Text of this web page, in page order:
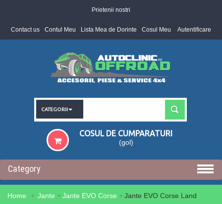
Prietenii nostri
Contact us Contul Meu Lista Mea de Dorinte Cosul Meu Autentificare
CATEGORII
COSUL DE CUMPARATURI
(gol)
Category
Home Jante Jante EVO Corse Jante EVO Corse Land